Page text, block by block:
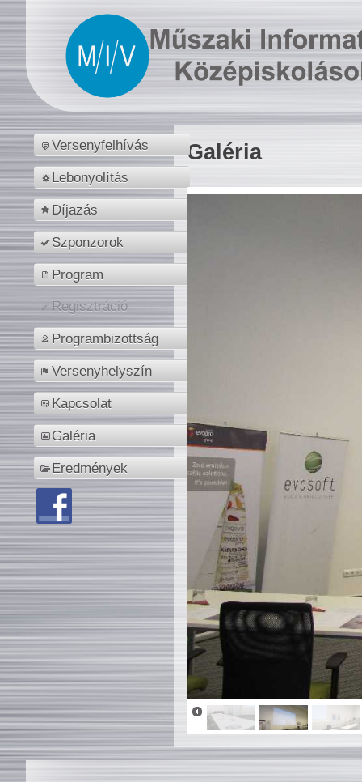
Versenyfelhívás
Lebonyolítás
Díjazás
Szponzorok
Program
Regisztráció
Programbizottság
Versenyhelyszín
Kapcsolat
Galéria
Eredmények
Galéria